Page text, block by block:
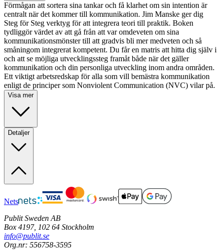
Förmågan att sortera sina tankar och få klarhet om sin intention är
centralt när det kommer till kommunikation. Jim Manske ger dig
Steg för Steg verktyg för att integrera teori till praktik. Boken
tydliggör värdet av att gå från att var omdeveten om sina
kommunikationsmönster till att gradvis bli mer medveten och så
småningom integrerat kompetent. Du får en matris att hitta dig själv i
och att se möjliga utvecklingssteg framåt både när det gäller
kommunikation och din personliga utveckling inom andra områden.
Ett viktigt arbetsredskap för alla som vill bemästra kommunikation
enligt de principer som Nonviolent Communication (NVC) vilar på.
Visa mer
Detaljer
Nets
Publit Sweden AB
Box 4197, 102 64 Stockholm
info@publit.se
Org.nr: 556758-3595